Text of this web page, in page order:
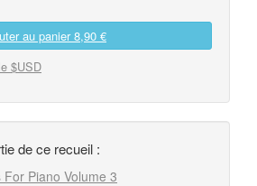
au panier8,90 €
$USD
de ce recueil :
Piano Volume 3